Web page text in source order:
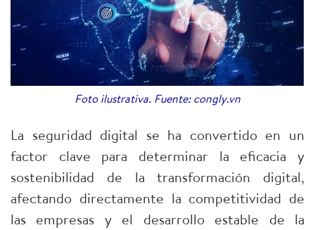
Foto ilustrativa. Fuente: congly.vn
La seguridad digital se ha convertido en un
factor clave para determinar la eficacia y
sostenibilidad de la transformación digital,
afectando directamente la competitividad de
las empresas y el desarrollo estable de la